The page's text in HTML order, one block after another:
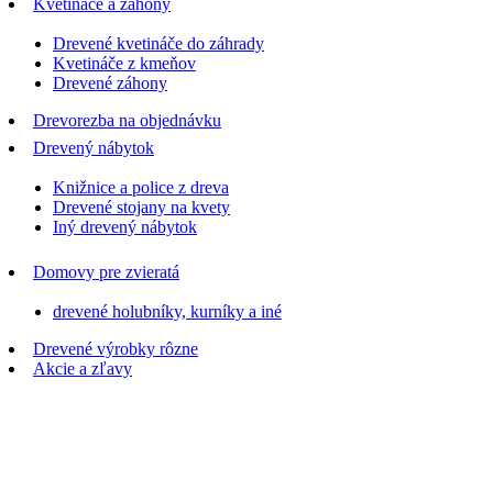
Kvetináče a záhony
Drevené kvetináče do záhrady
Kvetináče z kmeňov
Drevené záhony
Drevorezba na objednávku
Drevený nábytok
Knižnice a police z dreva
Drevené stojany na kvety
Iný drevený nábytok
Domovy pre zvieratá
drevené holubníky, kurníky a iné
Drevené výrobky rôzne
Akcie a zľavy